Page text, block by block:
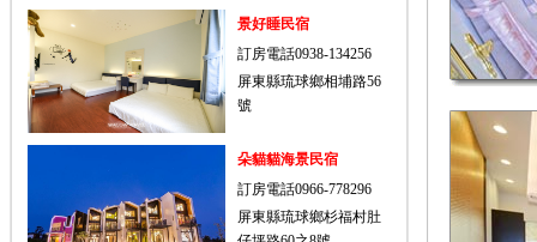
景好睡民宿
訂房電話0938-134256
屏東縣琉球鄉相埔路56
號
朵貓貓海景民宿
訂房電話0966-778296
屏東縣琉球鄉杉福村肚